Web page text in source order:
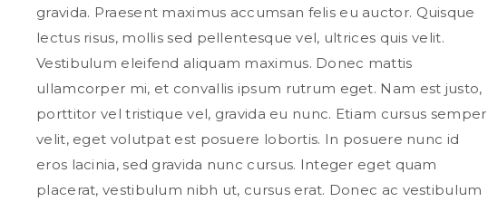
gravida. Praesent maximus accumsan felis eu auctor. Quisque
lectus risus, mollis sed pellentesque vel, ultrices quis velit.
Vestibulum eleifend aliquam maximus. Donec mattis
ullamcorper mi, et convallis ipsum rutrum eget. Nam est justo,
porttitor vel tristique vel, gravida eu nunc. Etiam cursus semper
velit, eget volutpat est posuere lobortis. In posuere nunc id
eros lacinia, sed gravida nunc cursus. Integer eget quam
placerat, vestibulum nibh ut, cursus erat. Donec ac vestibulum